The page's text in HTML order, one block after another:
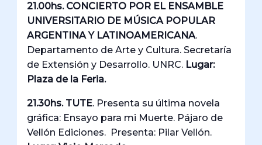
21.00hs. CONCIERTO POR EL ENSAMBLE
UNIVERSITARIO DE MÚSICA POPULAR
ARGENTINA Y LATINOAMERICANA.
Departamento de Arte y Cultura. Secretaría
de Extensión y Desarrollo. UNRC. Lugar:
Plaza de la Feria.
21.30hs. TUTE. Presenta su última novela
gráfica: Ensayo para mi Muerte. Pájaro de
Vellón Ediciones. Presenta: Pilar Vellón.